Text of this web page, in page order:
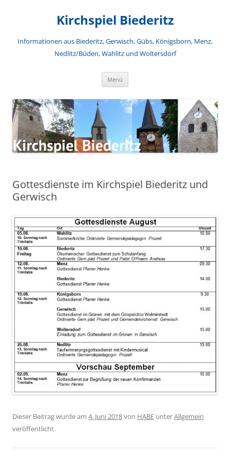
Kirchspiel Biederitz
Informationen aus Biederitz, Gerwisch, Gübs, Königsborn, Menz,
Nedlitz/Büden, Wahlitz und Woltersdorf
Menü
Gottesdienste im Kirchspiel Biederitz und
Gerwisch
Dieser Beitrag wurde am 4. Juni 2018von HABE unterAllgemein
veröffentlicht.